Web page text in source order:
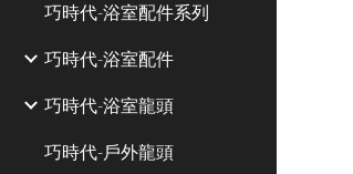
巧時代-浴室配件系列
巧時代-浴室配件
巧時代-浴室龍頭
巧時代-戶外龍頭